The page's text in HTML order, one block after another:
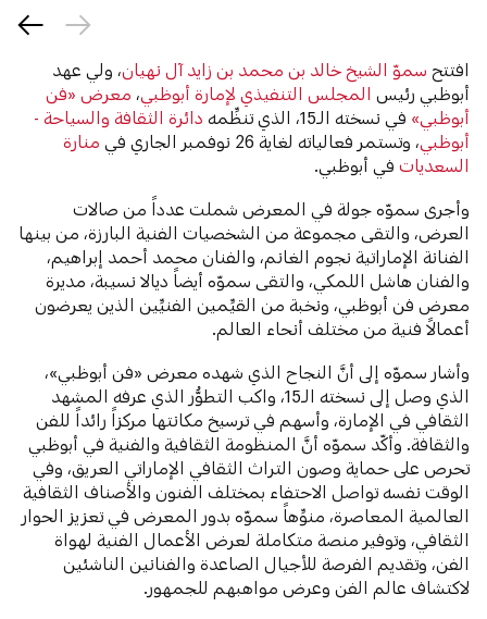
افتتح سموّ الشيخ خالد بن محمد بن زايد آل نهيان، ولي عهد
أبوظبي رئيس المجلس التنفيذي لإمارة أبوظبي، معرض «فن
أبوظبي» في نسخته الـ15، الذي تنظِّمه
دائرة الثقافة والسياحة -
أبوظبي، وتستمر فعالياته لغاية 26 نوفمبر الجاري في
منارة
السعديات في أبوظبي.
وأجرى سموّه جولة في المعرض شملت عدداً من صالات
العرض، والتقى مجموعة من الشخصيات الفنية البارزة، من بينها
الفنانة الإماراتية نجوم الغانم، والفنان محمد أحمد إبراهيم،
والفنان هاشل اللمكي، والتقى سموّه أيضاً ديالا نسيبة، مديرة
معرض فن أبوظبي، ونخبة من القيِّمين الفنيِّين الذين يعرضون
أعمالاً فنية من مختلف أنحاء العالم.
وأشار سموّه إلى أنَّ النجاح الذي شهده معرض «فن أبوظبي»،
الذي وصل إلى نسخته الـ15، واكب التطوُّر الذي عرفه المشهد
الثقافي في الإمارة، وأسهم في ترسيخ مكانتها مركزاً رائداً للفن
والثقافة. وأكّد سموّه أنَّ المنظومة الثقافية والفنية في أبوظبي
تحرص على حماية وصون التراث الثقافي الإماراتي العريق، وفي
الوقت نفسه تواصل الاحتفاء بمختلف الفنون والأصناف الثقافية
العالمية المعاصرة، منوِّهاً سموّه بدور المعرض في تعزيز الحوار
الثقافي، وتوفير منصة متكاملة لعرض الأعمال الفنية لهواة
الفن، وتقديم الفرصة للأجيال الصاعدة والفنانين الناشئين
لاكتشاف عالم الفن وعرض مواهبهم للجمهور.